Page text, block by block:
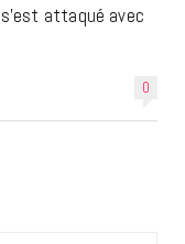
attaqué avec
0